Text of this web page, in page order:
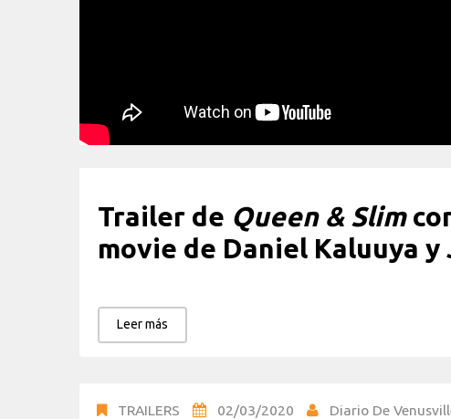
Trailer de Queen & Slim
movie de Daniel Kaluuya
Leer más
TRAILERS 02/03/2020 Diario De